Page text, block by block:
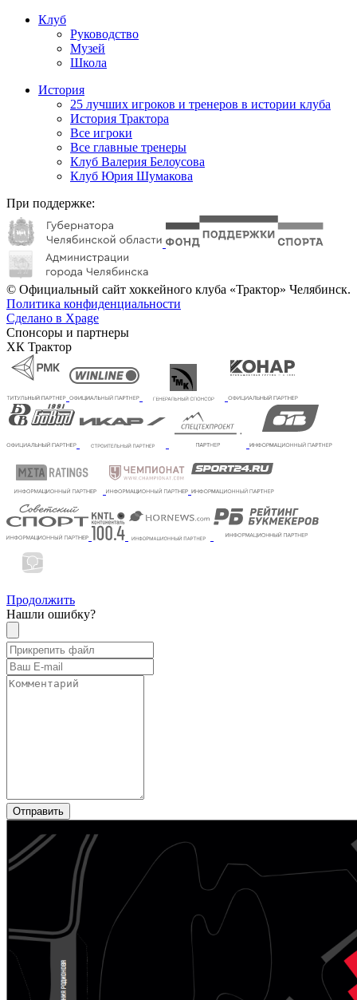
Клуб
Руководство
Музей
Школа
История
25 лучших игроков и тренеров в истории клуба
История Трактора
Все игроки
Все главные тренеры
Клуб Валерия Белоусова
Клуб Юрия Шумакова
При поддержке:
© Официальный сайт хоккейного клуба «Трактор» Челябинск.
Политика конфиденциальности
Сделано в Xpage
Спонсоры и партнеры
ХК Трактор
Продолжить
Нашли ошибку?